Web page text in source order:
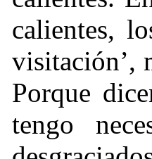
calientes,
visitación’,
Porque
tengo